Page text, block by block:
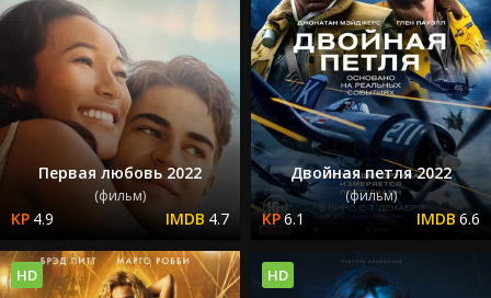
Первая любовь 2022
(фильм)
4.9 4.7
Двойная петля 2022
(фильм)
6.1 6.6
HD HD